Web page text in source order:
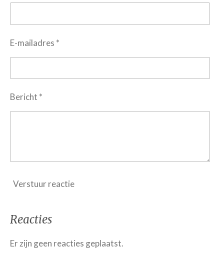
E-mailadres *
Bericht *
Verstuur reactie
Reacties
Er zijn geen reacties geplaatst.